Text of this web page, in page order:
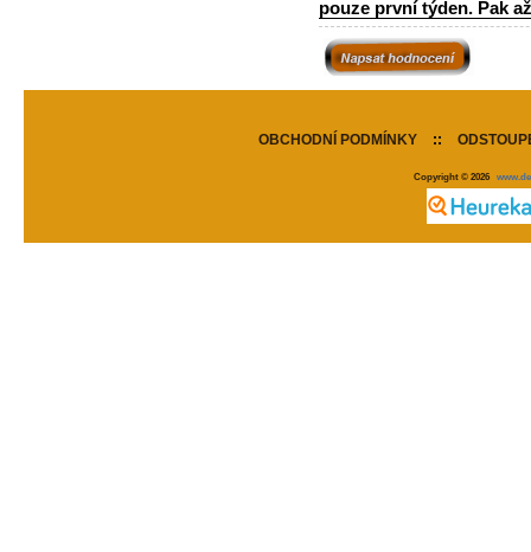
pouze první týden. Pak
OBCHODNÍ PODMÍNKY ::
Copyright © 2026